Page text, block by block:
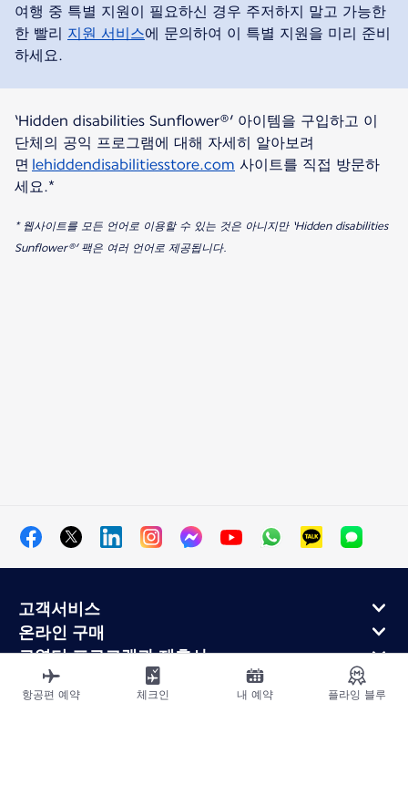
여행 중 특별 지원이 필요하신 경우 주저하지 말고 가능한
한 빨리 지원 서비스에 문의하여 이 특별 지원을 미리 준비
하세요.
‘Hidden disabilities Sunflower®’ 아이템을 구입하고 이
단체의 공익 프로그램에 대해 자세히 알아보려
면 lehiddendisabilitiesstore.com 사이트를 직접 방문하
세요.*
* 웹사이트를 모든 언어로 이용할 수 있는 것은 아니지만 ‘Hidden disabilities
Sunflower®’ 팩은 여러 언어로 제공됩니다.
고객서비스
온라인 구매
로열티 프로그램과 제휴사
에어프랑스 정보
에어프랑스 모바일 앱
항공편 예약 체크인 내 예약 플라잉 블루